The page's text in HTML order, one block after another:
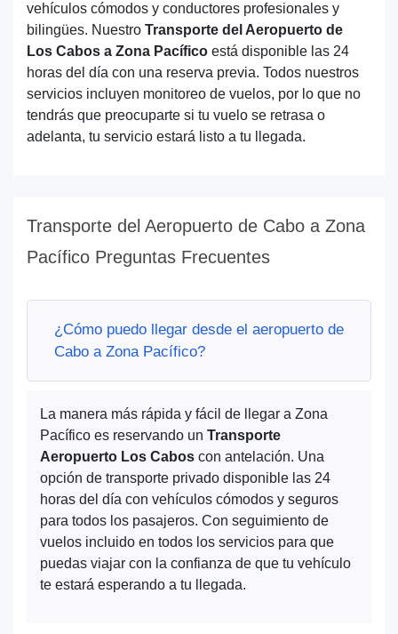
vehículos cómodos y conductores profesionales y
bilingües. Nuestro Transporte del Aeropuerto de
Los Cabos a Zona Pacífico está disponible las 24
horas del día con una reserva previa. Todos nuestros
servicios incluyen monitoreo de vuelos, por lo que no
tendrás que preocuparte si tu vuelo se retrasa o
adelanta, tu servicio estará listo a tu llegada.
Transporte del Aeropuerto de Cabo a Zona
Pacífico Preguntas Frecuentes
¿Cómo puedo llegar desde el aeropuerto de
Cabo a Zona Pacífico?
La manera más rápida y fácil de llegar a Zona
Pacífico es reservando un Transporte
Aeropuerto Los Cabos con antelación. Una
opción de transporte privado disponible las 24
horas del día con vehículos cómodos y seguros
para todos los pasajeros. Con seguimiento de
vuelos incluido en todos los servicios para que
puedas viajar con la confianza de que tu vehículo
te estará esperando a tu llegada.